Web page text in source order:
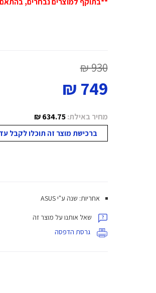
930 ₪
749 ₪
מחיר באילת:634.75 ₪
ברכישת מוצר זה תוכלו לקבל עד 749 נקודות מועדון!
אחריות: שנה ע"י ASUS
שאל אותנו על מוצר זה
גרסת הדפסה